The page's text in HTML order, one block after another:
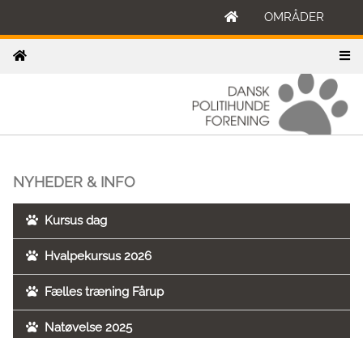
OMRÅDER
NYHEDER & INFO
Kursus dag
Hvalpekursus 2026
Fælles træning Fårup
Natøvelse 2025